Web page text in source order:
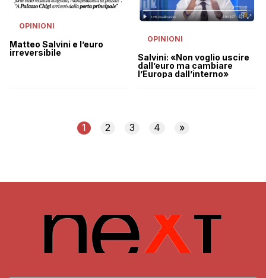
OPINIONI
Matteo Salvini e l’euro
irreversibile
OPINIONI
Salvini: «Non voglio uscire
dall’euro ma cambiare
l’Europa dall’interno»
1 2 3 4 »